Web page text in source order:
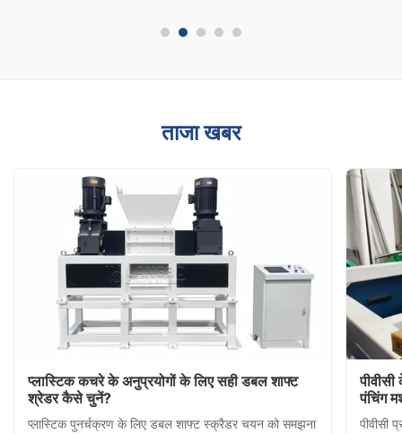
ताजा खबर
प्लास्टिक कचरे के अनुप्रयोगों के लिए सही डबल शाफ्ट
श्रेडर कैसे चुनें?
प्लास्टिक पुनर्चक्रण के लिए डबल शाफ्ट स्क्रैडर चयन को समझना
पंचिंग
पीवीसी